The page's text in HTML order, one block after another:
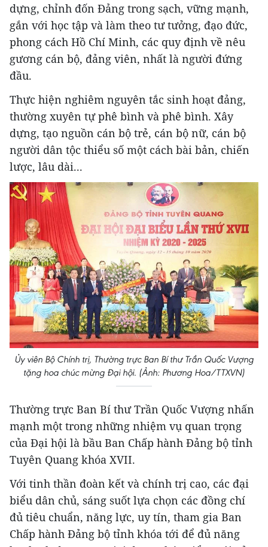
dựng, chỉnh đốn Đảng trong sạch, vững mạnh,
gắn với học tập và làm theo tư tưởng, đạo đức,
phong cách Hồ Chí Minh, các quy định về nêu
gương cán bộ, đảng viên, nhất là người đứng
đầu.
Thực hiện nghiêm nguyên tắc sinh hoạt đảng,
thường xuyên tự phê bình và phê bình. Xây
dựng, tạo nguồn cán bộ trẻ, cán bộ nữ, cán bộ
người dân tộc thiểu số một cách bài bản, chiến
lược, lâu dài...
Ủy viên Bộ Chính trị, Thường trực Ban Bí thư Trần Quốc Vượng
tặng hoa chúc mừng Đại hội. (Ảnh: Phương Hoa/TTXVN)
Thường trực Ban Bí thư Trần Quốc Vượng nhấn
mạnh một trong những nhiệm vụ quan trọng
của Đại hội là bầu Ban Chấp hành Đảng bộ tỉnh
Tuyên Quang khóa XVII.
Với tinh thần đoàn kết và chính trị cao, các đại
biểu dân chủ, sáng suốt lựa chọn các đồng chí
đủ tiêu chuẩn, năng lực, uy tín, tham gia Ban
Chấp hành Đảng bộ tỉnh khóa tới để đủ năng